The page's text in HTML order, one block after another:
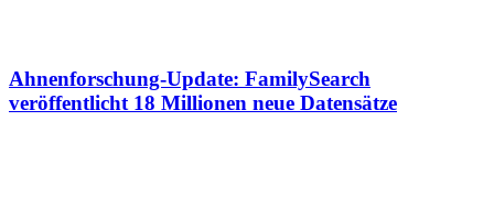
Ahnenforschung-Update: FamilySearch
veröffentlicht 18 Millionen neue Datensätze